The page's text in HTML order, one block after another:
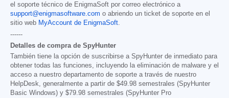
el soporte técnico de EnigmaSoft por correo electrónico a
support@enigmasoftware.com o abriendo un ticket de soporte en el
sitio web MyAccount de EnigmaSoft.
------
Detalles de compra de SpyHunter
También tiene la opción de suscribirse a SpyHunter de inmediato para
obtener todas las funciones, incluyendo la eliminación de malware y el
acceso a nuestro departamento de soporte a través de nuestro
HelpDesk, generalmente a partir de $49.98 semestrales (SpyHunter
Basic Windows) y $79.98 semestrales (SpyHunter Pro